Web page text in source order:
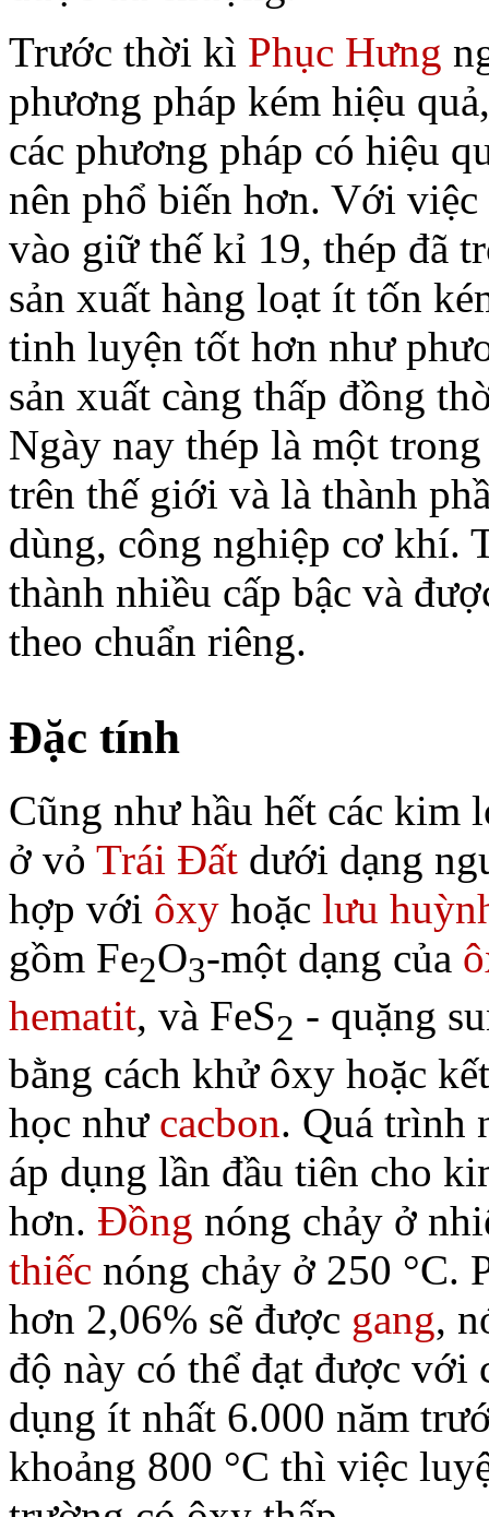
Trước thời kì Phục Hưng
phương pháp kém hiệu
các phương pháp có hiệu
nên phổ biến hơn. Với
vào giữ thế kỉ 19, thép đã
sản xuất hàng loạt ít tốn
tinh luyện tốt hơn như
sản xuất càng thấp đồng
Ngày nay thép là một
trên thế giới và là thành
dùng, công nghiệp cơ khí.
thành nhiều cấp bậc và
theo chuẩn riêng.
Đặc tính
Cũng như hầu hết các kim
ở vỏ Trái Đất dưới dạng
hợp với ôxy hoặc lưu
gồm Fe2O3-một dạng của
hematit, và FeS2 - quặng
bằng cách khử ôxy hoặc
học như cacbon. Quá trình
áp dụng lần đầu tiên cho
hơn. Đồng nóng chảy ở
thiếc nóng chảy ở 250 °C.
hơn 2,06% sẽ được gang,
độ này có thể đạt được với
dụng ít nhất 6.000 năm
khoảng 800 °C thì việc